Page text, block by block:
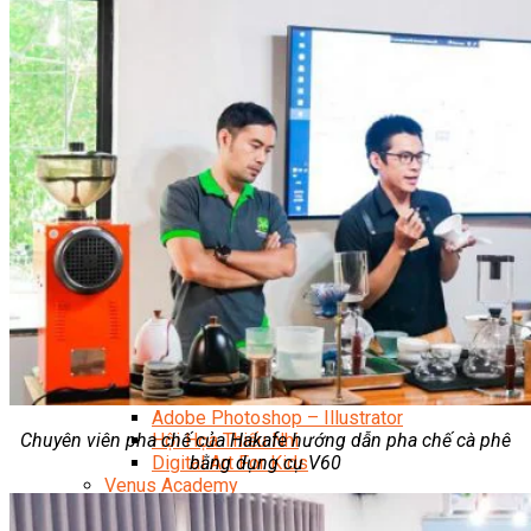
Data System (Quản Trị Dữ Liệu)
Chuyên Viên Lập Trình (Full Stack)
Chuyên Viên Lập Trình Website (Full Stack)
Chuyên Viên Lập Trình Mobile (Full Stack)
Software Testing
Trọn Bộ Công Cụ AI Văn Phòng
Trọn Bộ Công Cụ AI Ứng Dụng Giảng Dạy
Lập Trình Cho Trẻ Em
Tin Học Ứng Dụng
Thiết Kế (Design)
Thiết Kế Đồ Họa Chuyên Nghiệp
Chuyên Viên Thiết Kế Nội Thất
3D Game Art & Design
Mỹ Thuật Đa Phương Tiện
3D Animation
Mỹ Thuật Số – Digital Art
Motion Graphics Basic
Adobe Photoshop – Illustrator
Hội Họa Thiếu Nhi
Digital Art For Kids
Venus Academy
Sunny STEAM Academy
Chuyên viên pha chế của Hakafe hướng dẫn pha chế cà phê
bằng dụng cụ V60